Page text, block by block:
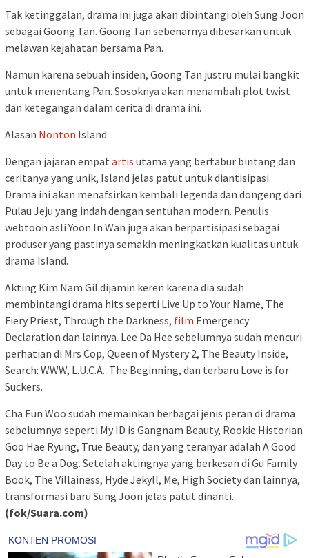
Tak ketinggalan, drama ini juga akan dibintangi oleh Sung Joon
sebagai Goong Tan. Goong Tan sebenarnya dibesarkan untuk
melawan kejahatan bersama Pan.
Namun karena sebuah insiden, Goong Tan justru mulai bangkit
untuk menentang Pan. Sosoknya akan menambah plot twist
dan ketegangan dalam cerita di drama ini.
Alasan Nonton Island
Dengan jajaran empat artis utama yang bertabur bintang dan
ceritanya yang unik, Island jelas patut untuk diantisipasi.
Drama ini akan menafsirkan kembali legenda dan dongeng dari
Pulau Jeju yang indah dengan sentuhan modern. Penulis
webtoon asli Yoon In Wan juga akan berpartisipasi sebagai
produser yang pastinya semakin meningkatkan kualitas untuk
drama Island.
Akting Kim Nam Gil dijamin keren karena dia sudah
membintangi drama hits seperti Live Up to Your Name, The
Fiery Priest, Through the Darkness, film Emergency
Declaration dan lainnya. Lee Da Hee sebelumnya sudah mencuri
perhatian di Mrs Cop, Queen of Mystery 2, The Beauty Inside,
Search: WWW, L.U.C.A.: The Beginning, dan terbaru Love is for
Suckers.
Cha Eun Woo sudah memainkan berbagai jenis peran di drama
sebelumnya seperti My ID is Gangnam Beauty, Rookie Historian
Goo Hae Ryung, True Beauty, dan yang teranyar adalah A Good
Day to Be a Dog. Setelah aktingnya yang berkesan di Gu Family
Book, The Villainess, Hyde Jekyll, Me, High Society dan lainnya,
transformasi baru Sung Joon jelas patut dinanti.
(fok/Suara.com)